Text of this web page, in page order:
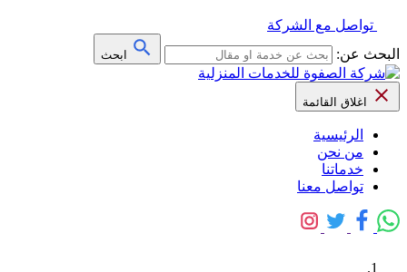
تواصل مع الشركة
البحث عن:
ابحث
اغلاق القائمة
الرئيسية
من نحن
خدماتنا
تواصل معنا